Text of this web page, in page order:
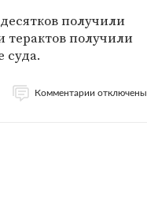
получили
терактов получили
суда.
Комментарии отключены